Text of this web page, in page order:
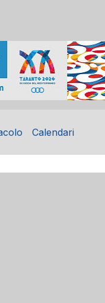
Calendari